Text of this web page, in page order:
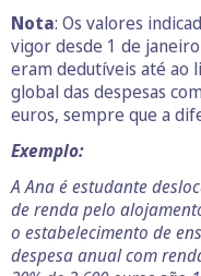
Nota: Os valores
vigor desde 1 de
eram dedutíveis até ao
global das despesas
euros, sempre que a
Exemplo:
A Ana é estudante
de renda pelo
o estabelecimento de
despesa anual com